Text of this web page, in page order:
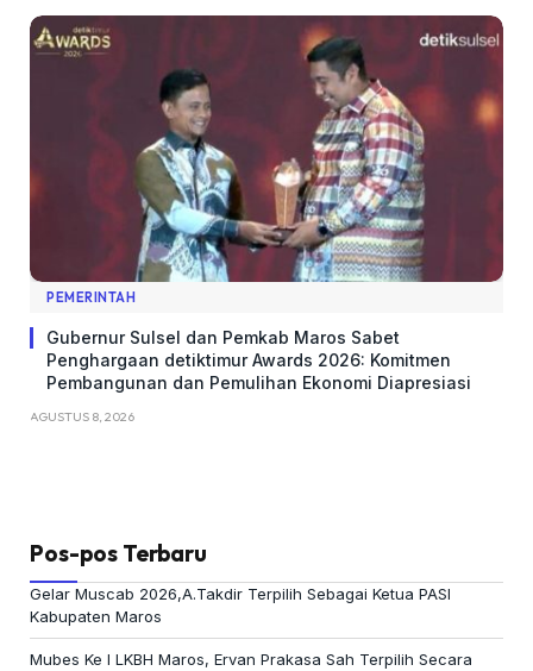
PEMERINTAH
Gubernur Sulsel dan Pemkab Maros Sabet
Penghargaan detiktimur Awards 2026: Komitmen
Pembangunan dan Pemulihan Ekonomi Diapresiasi
AGUSTUS 8, 2026
Pos-pos Terbaru
Gelar Muscab 2026,A.Takdir Terpilih Sebagai Ketua PASI
Kabupaten Maros
Mubes Ke I LKBH Maros, Ervan Prakasa Sah Terpilih Secara